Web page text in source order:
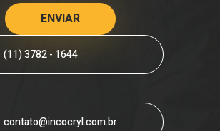
(11) 3782 - 1644
contato@incocryl.com.br